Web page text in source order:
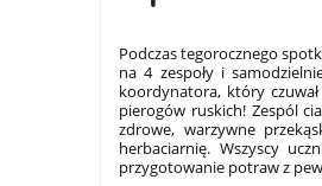
Podczas tegorocznego
na 4 zespoły i
koordynatora, który
pierogów ruskich! Zespól
zdrowe, warzywne
herbaciarnię. Wszyscy
przygotowanie potraw z